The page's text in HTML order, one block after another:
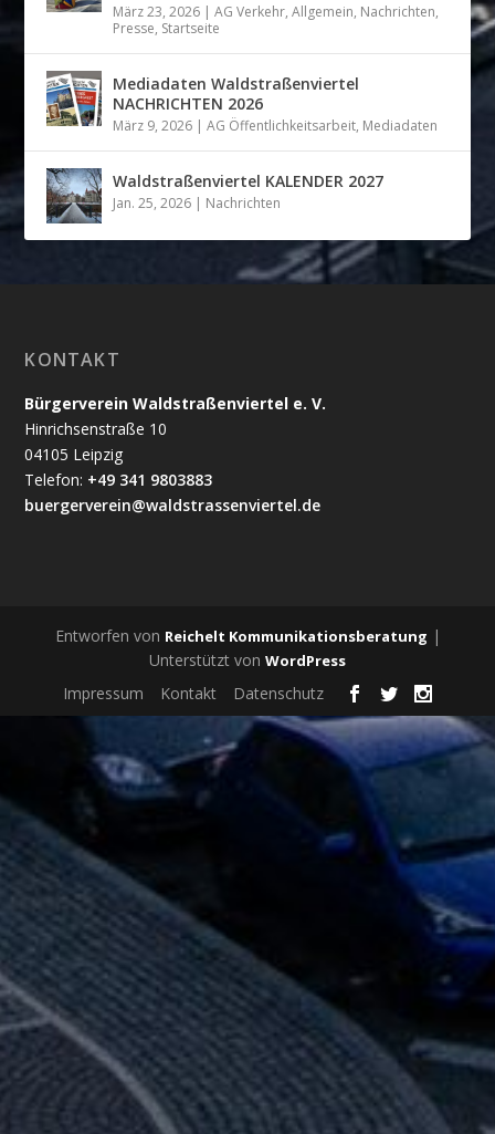
März 23, 2026 |AG Verkehr,Allgemein, Nachrichten,
Presse, Startseite
Mediadaten Waldstraßenviertel
NACHRICHTEN 2026
März 9, 2026 |AG Öffentlichkeitsarbeit, Mediadaten
Waldstraßenviertel KALENDER 2027
Jan. 25, 2026 | Nachrichten
KONTAKT
Bürgerverein Waldstraßenviertel e. V.
Hinrichsenstraße 10
04105 Leipzig
Telefon: +49 341 9803883
buergerverein@waldstrassenviertel.de
Entworfen von Reichelt Kommunikationsberatung |
Unterstützt von WordPress
Impressum Kontakt Datenschutz